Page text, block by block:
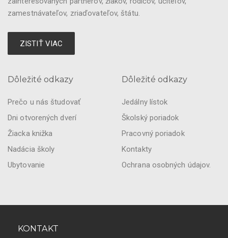
zamestnávateľov, zriaďovateľov, štátu.
ZISTIŤ VIAC
Dôležité odkazy
Prečo u nás študovať
Dni otvorených dverí
Žiacka knižka
Nadácia školy
Ubytovanie
Dôležité odkazy
Jedálny lístok
Školský poriadok
Pracovný poriadok
Kontakty
Ochrana osobných údajov.
KONTAKT